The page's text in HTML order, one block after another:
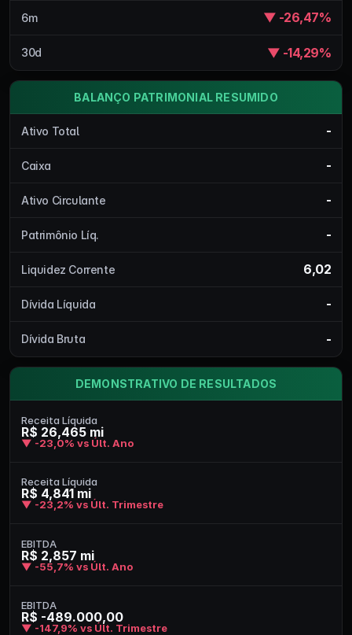
6m ▼ -26,47%
30d ▼ -14,29%
BALANÇO PATRIMONIAL RESUMIDO
Ativo Total -
Caixa -
Ativo Circulante -
Patrimônio Líq. -
Liquidez Corrente 6,02
Dívida Líquida -
Dívida Bruta -
DEMONSTRATIVO DE RESULTADOS
Receita Líquida
R$ 26,465 mi
▼ -23,0% vs Últ. Ano
Receita Líquida
R$ 4,841 mi
▼ -23,2% vs Últ. Trimestre
EBITDA
R$ 2,857 mi
▼ -55,7% vs Últ. Ano
EBITDA
R$ -489.000,00
▼ -147,9% vs Últ. Trimestre